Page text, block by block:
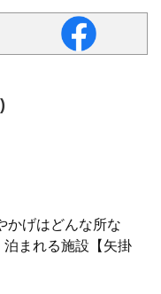
かげはどんな所な
まれる施設【矢掛